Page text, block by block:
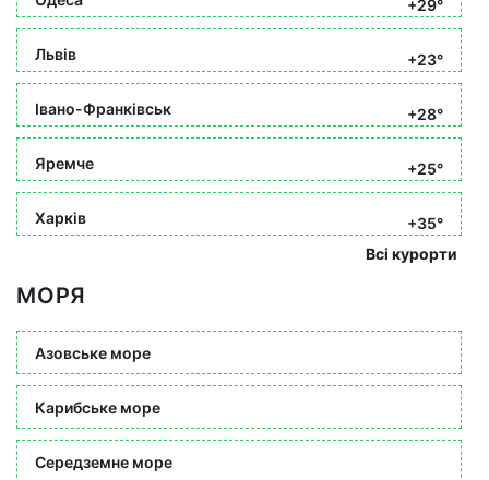
+29°
Львів +23°
Івано-Франківськ +28°
Яремче +25°
Харків
+35°
Всі курорти
МОРЯ
Азовське море
Карибське море
Середземне море